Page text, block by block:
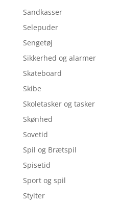
Sandkasser
Selepuder
Sengetøj
Sikkerhed og alarmer
Skateboard
Skibe
Skoletasker og tasker
Skønhed
Sovetid
Spil og Brætspil
Spisetid
Sport og spil
Stylter